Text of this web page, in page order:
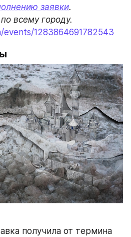
заявки.
1283864691782543
получила от термина